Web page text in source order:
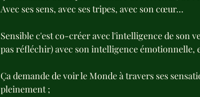
Avec ses sens, avec ses tripes, avec son cœur...
Sensible c'est co-créer avec l'intelligence de son
pas réfléchir) avec son intelligence émotionnelle,
Ça demande de voir le Monde à travers ses
pleinement ;